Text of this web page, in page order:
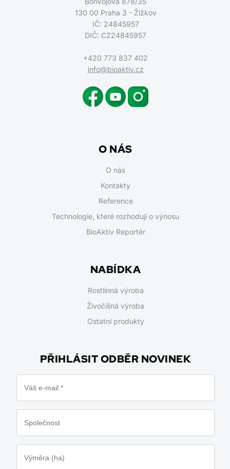
130 00 Praha 3 - Žižkov
IČ: 24845957
DIČ: CZ24845957
+420 773 837 402
info@bioaktiv.cz
O NÁS
O nás
Kontakty
Reference
Technologie, které rozhodují o výnosu
BioAktiv Reportér
NABÍDKA
Rostlinná výroba
Živočišná výroba
Ostatní produkty
PŘIHLÁSIT ODBĚR NOVINEK